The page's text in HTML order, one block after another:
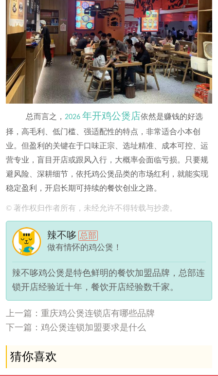
总而言之， 2026 年开鸡公煲店依然是赚钱的好选
择，高毛利、低门槛、强适配性的特点，非常适合小本创
业。但盈利的关键在于口味正宗、选址精准、成本可控、运
营专业，盲目开店或跟风入行，大概率会面临亏损。只要规
避风险、深耕细节，依托鸡公煲品类的市场红利，就能实现
稳定盈利，开启长期可持续的餐饮创业之路。
© 著作权归作者所有，未经允许不得转载与抄袭。
辣不哆 总部
做有情怀的鸡公煲！
辣不哆鸡公煲是特色鲜明的餐饮加盟品牌，总部连
锁开店经验近十年，餐饮开店经验数千家。
上一篇：重庆鸡公煲连锁店有哪些品牌
下一篇：鸡公煲连锁加盟要求是什么
猜你喜欢